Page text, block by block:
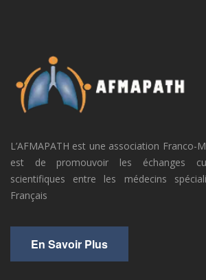
L’AFMAPATH est une association Franco-
est de promouvoir les échanges
scientifiques entre les médecins
Français
En Savoir Plus